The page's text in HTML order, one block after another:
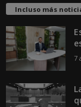
Incluso más
7